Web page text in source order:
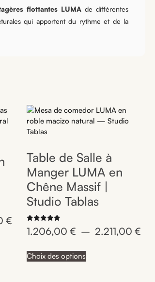
flottantes LUMA de différentes
qui apportent du rythme et de la
€
Table de Salle à
Manger LUMA en
Chêne Massif |
Studio Tablas
Note
4.92
1.206,00€ – 2.211,00€
Choix des options